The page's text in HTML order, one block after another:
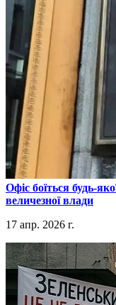
​Офіс боїться будь-
величезної влади
17 апр. 2026 г.